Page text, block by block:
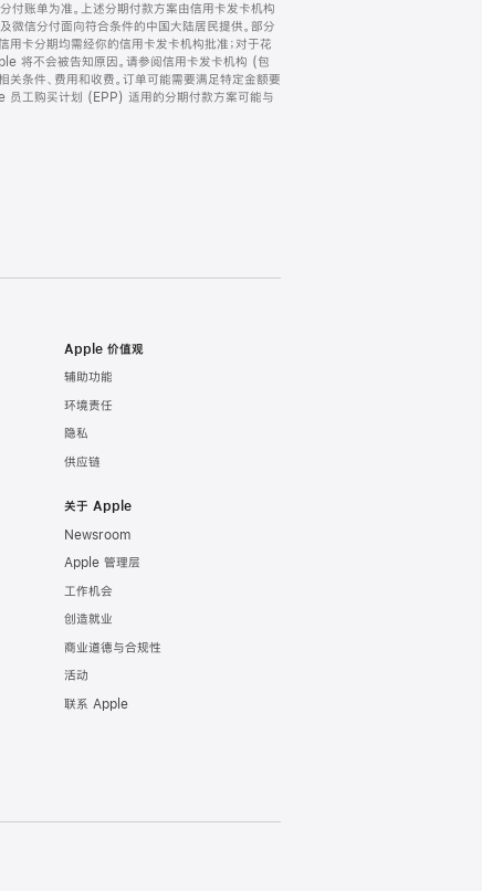
付账单为准。上述分期付款方案由信用卡发卡机构
微信分付面向符合条件的中国大陆居民提供。部分
卡分期均需经你的信用卡发卡机构批准；对于花
将不会被告知原因。请参阅信用卡发卡机构 (包
条件、费用和收费。订单可能需要满足特定金额要
员工购买计划 (EPP) 适用的分期付款方案可能与
Apple 价值观
辅助功能
环境责任
隐私
供应链
关于 Apple
Newsroom
Apple 管理层
工作机会
创造就业
商业道德与合规性
活动
联系 Apple